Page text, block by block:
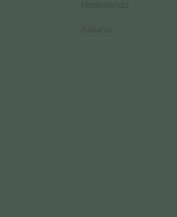
Nederlands
Italiano